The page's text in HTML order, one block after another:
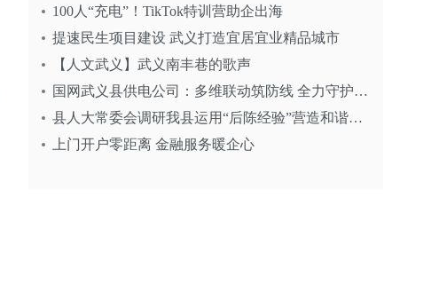
100人“充电”！TikTok特训营助企出海
提速民生项目建设 武义打造宜居宜业精品城市
【人文武义】武义南丰巷的歌声
国网武义县供电公司：多维联动筑防线 全力守护电网安全
县人大常委会调研我县运用“后陈经验”营造和谐劳动关系工作
上门开户零距离 金融服务暖企心